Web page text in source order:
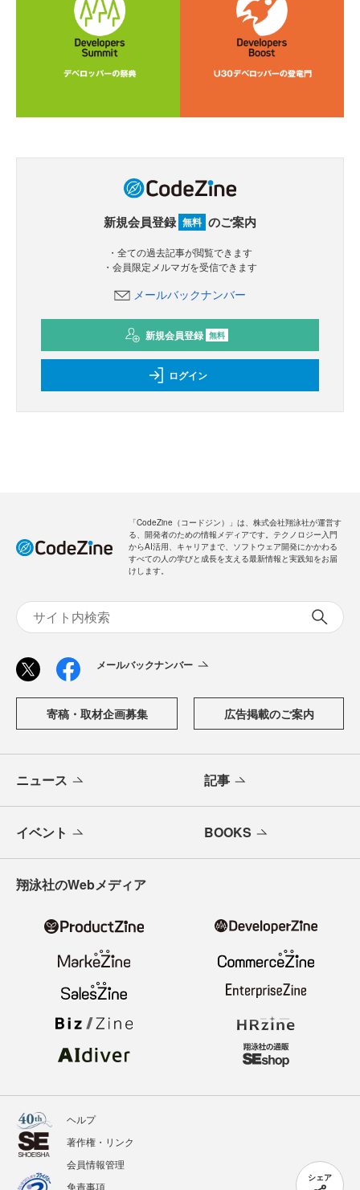
シェア
新規会員登録 無料 のご案内
・全ての過去記事が閲覧できます
・会員限定メルマガを受信できます
メールバックナンバー
新規会員登録 無料
ログイン
「CodeZine（コードジン）」は、株式会社翔泳社が運営す
る、開発者のための情報メディアです。テクノロジー入門
からAI活用、キャリアまで、ソフトウェア開発にかかわる
すべての人の学びと成長を支える最新情報と実践知をお届
けします。
メールバックナンバー
寄稿・取材企画募集 広告掲載のご案内
ニュース 記事
イベント BOOKS
翔泳社のWebメディア
ヘルプ
著作権・リンク
会員情報管理
免責事項